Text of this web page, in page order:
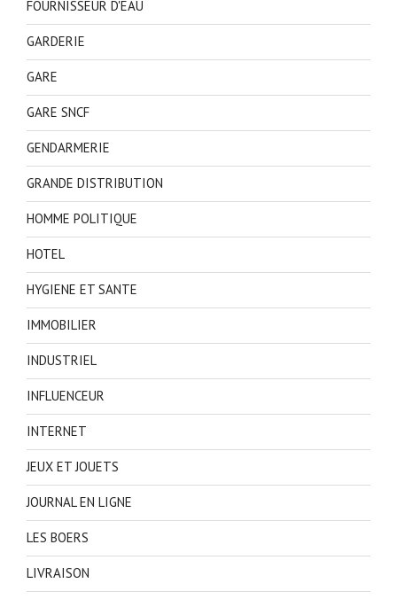
FOURNISSEUR D'EAU
GARDERIE
GARE
GARE SNCF
GENDARMERIE
GRANDE DISTRIBUTION
HOMME POLITIQUE
HOTEL
HYGIENE ET SANTE
IMMOBILIER
INDUSTRIEL
INFLUENCEUR
INTERNET
JEUX ET JOUETS
JOURNAL EN LIGNE
LES BOERS
LIVRAISON